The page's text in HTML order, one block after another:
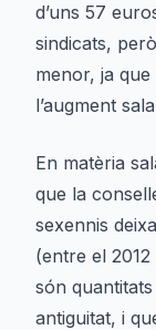
d’uns 57
sindicats,
menor, ja
l’augment
En matèria
que la
sexennis
(entre el
són
antiguitat, i